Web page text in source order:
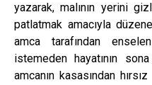
yazarak, malının yerini
patlatmak amacıyla
amca tarafından
istemeden hayatının
amcanın kasasından